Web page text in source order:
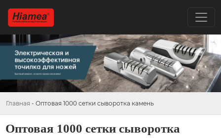
Главная - Оптовая 1000 сетки сыворотка камень
Оптовая 1000 сетки сыворотка